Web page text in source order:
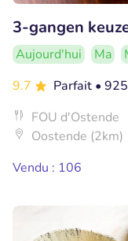
3-gangen
Aujourd'hui Ma
9.7
Parfait •
FOU d'Ostende
Oostende (2km)
Vendu : 106